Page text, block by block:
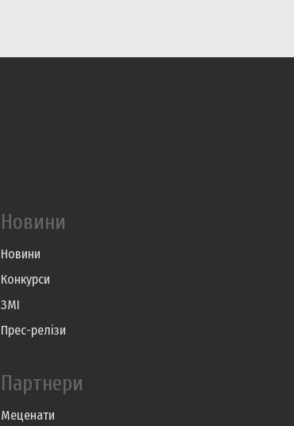
Новини
Новини
Конкурси
ЗМІ
Прес-релізи
Партнери
Меценати